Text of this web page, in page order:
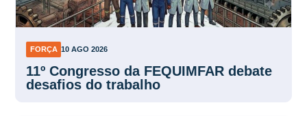
FORÇA 10 AGO 2026
11º Congresso da FEQUIMFAR debate
desafios do trabalho